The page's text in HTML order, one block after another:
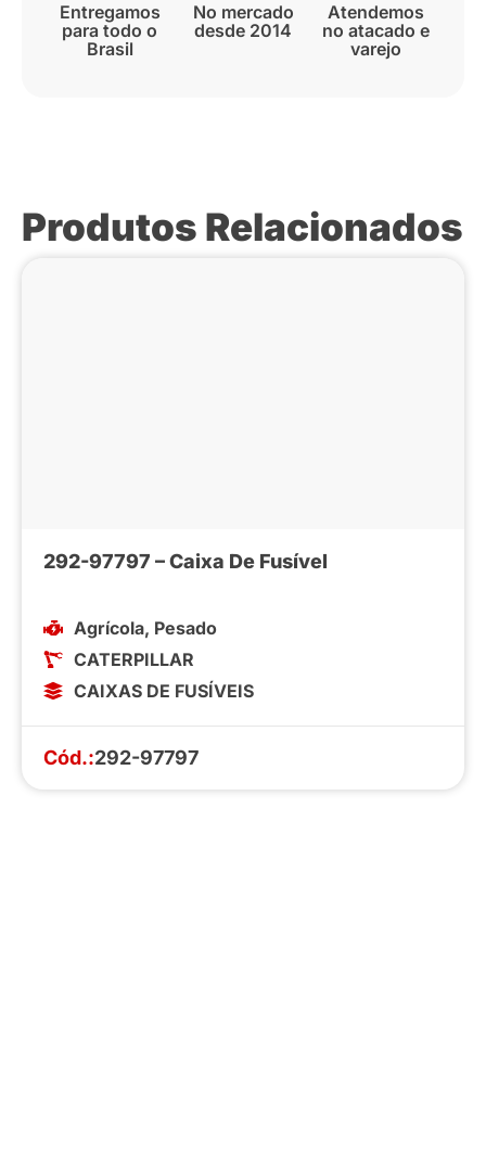
Entregamos
para todo o
Brasil
No mercado
desde 2014
Atendemos
no atacado e
varejo
Produtos Relacionados
292-97797 – Caixa De Fusível
Agrícola, Pesado
CATERPILLAR
CAIXAS DE FUSÍVEIS
Cód.:292-97797